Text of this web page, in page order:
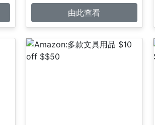
由此查看